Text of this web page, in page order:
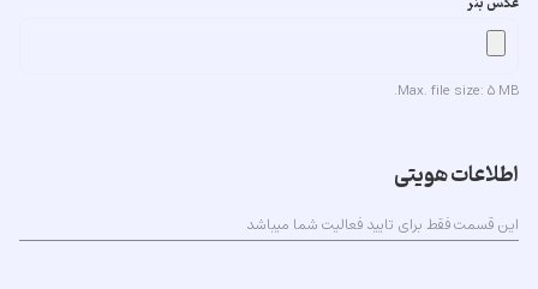
Max. file size: 5 MB.
اطلاعات هویتی
این قسمت فقط برای تایید فعالیت شما میباشد